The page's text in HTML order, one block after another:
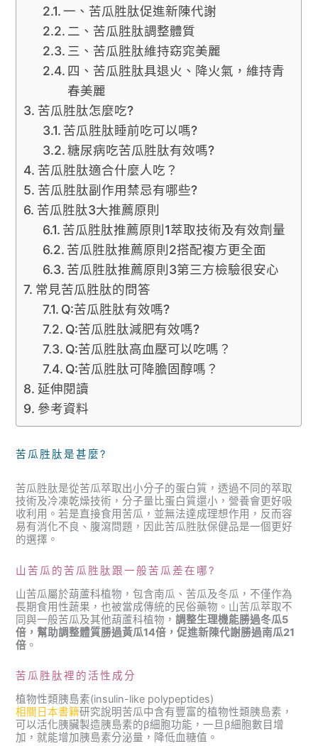
一、苦瓜胜肽促進新陳代謝
二、苦瓜胜肽調整體質
三、苦瓜胜肽維持窈窕美麗
四、苦瓜胜肽具退火、降火氣，維持青
春美麗
苦瓜胜肽怎麼吃?
苦瓜胜肽睡前吃可以嗎?
糖尿病吃苦瓜胜肽有效嗎?
苦瓜胜肽適合什麼人吃？
苦瓜胜肽副作用禁忌有哪些?
苦瓜胜肽3大推薦原則
苦瓜胜肽推薦原則1萃取技術及有效劑量
苦瓜胜肽推薦原則2搭配複方更全面
苦瓜胜肽推薦原則3第三方檢驗很安心
常見苦瓜胜肽的問答
Q:苦瓜胜肽有效嗎?
Q:苦瓜胜肽減肥有效嗎?
Q:苦瓜胜肽高血壓可以吃嗎？
Q:苦瓜胜肽可降膽固醇嗎？
延伸閱讀
參考資料
苦瓜胜肽是甚麼?
苦瓜胜肽是從苦瓜萃取出小分子的蛋白質，透過不同的萃取
技術及冷凍乾燥技術，分子量比蛋白質還小，營養會更好吸
收利用。若是直接食用苦瓜，並無法達成理想作用，反而容
易有消化不良、腹瀉問題，因此苦瓜胜肽保健品是一個更好
的選擇。
山苦瓜的苦瓜胜肽跟一般苦瓜差在哪?
山苦瓜屬於葫蘆科植物，包含南瓜、苦瓜及冬瓜，不僅作為
長期食用性蔬果，也被當成傳統的民俗藥物。山苦瓜萃取不
同與一般苦瓜及其他葫蘆科植物，調整生理機能勝過冬瓜5
倍，幫助調整體質勝過黃瓜14倍，促進新陳代謝勝過南瓜21
倍 。
苦瓜胜肽裡的活性成分
植物性類胰島素(insulin-like polypeptides)
相關日本書籍研究說明苦瓜中含有豐富的植物性類胰島素，
可以活化胰臟製造胰島素的β細胞功能，一旦β細胞數目增
加，就能增加胰島素分泌量，降低血糖值。